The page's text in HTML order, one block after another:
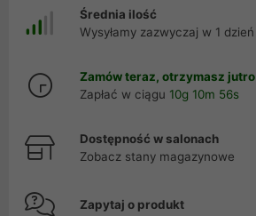
Średnia ilość
Wysyłamy zazwyczaj w 1 dzień
Zamów teraz, otrzymasz jutro
Zapłać w ciągu 10g 10m 56s
Dostępność w salonach
Zobacz stany magazynowe
Zapytaj o produkt